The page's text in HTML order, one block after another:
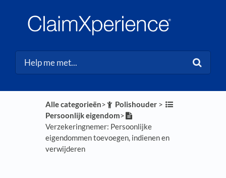
Alle categorieën​>​ ​Polishouder​ > ​
Persoonlijk eigendom​>​
Verzekeringnemer: Persoonlijke
eigendommen toevoegen, indienen en
verwijderen